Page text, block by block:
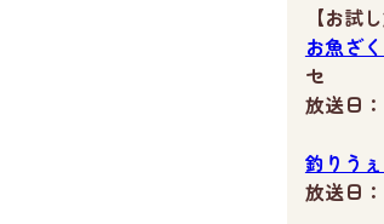
【お試
お魚ざ
セ
放送日
釣りう
放送日